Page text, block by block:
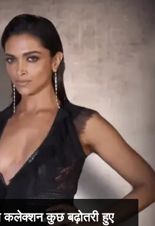
कलेक्शन कुछ बढ़ोतरी हुए